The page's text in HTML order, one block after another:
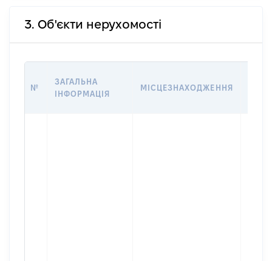
3. Об'єкти нерухомості
№
ЗАГАЛЬНА
ІНФОРМАЦІЯ
МІСЦЕЗНАХОДЖЕННЯ